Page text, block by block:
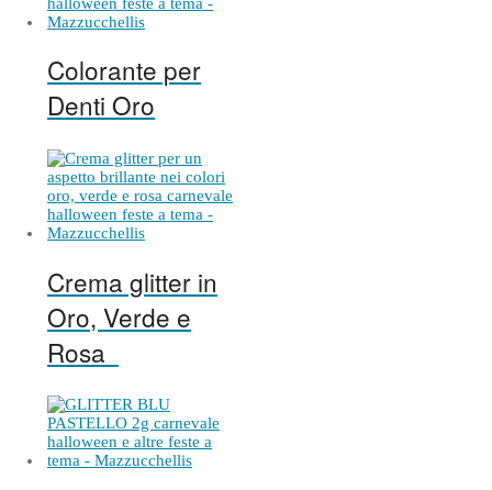
Colorante per
Denti Oro
Crema glitter in
Oro, Verde e
Rosa